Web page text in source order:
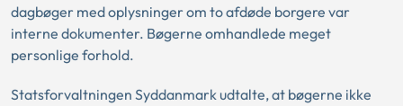
dagbøger med oplysninger om to afdøde borgere var
interne dokumenter. Bøgerne omhandlede meget
personlige forhold.
Statsforvaltningen Syddanmark udtalte, at bøgerne ikke